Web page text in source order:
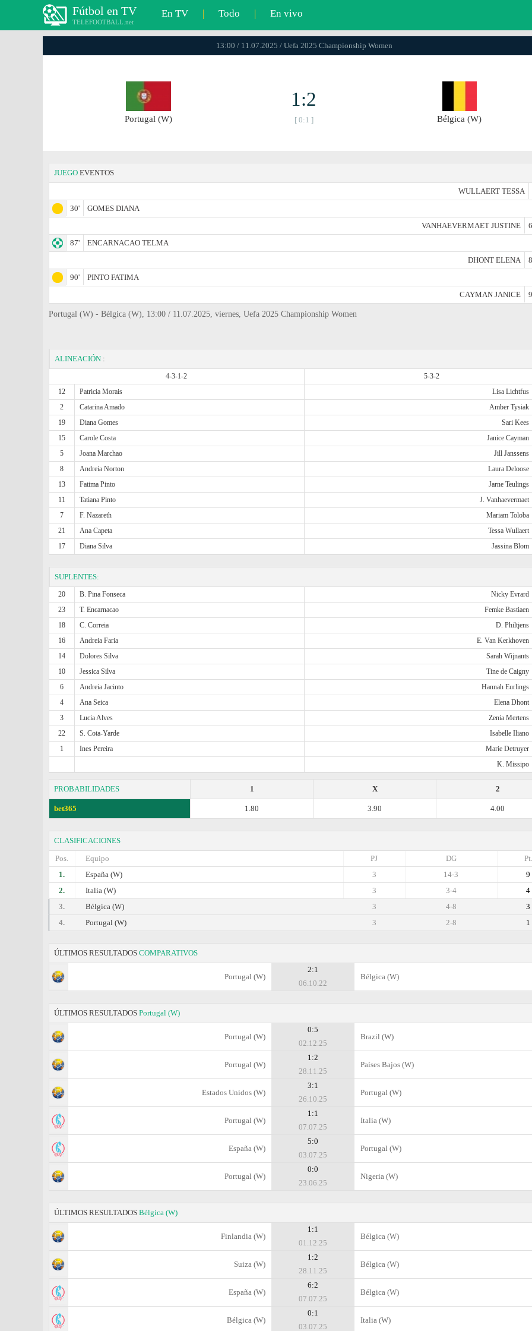
Fútbol en TV
TELEFOOTBALL.net
En TV | Todo | En vivo
13:00 / 11.07.2025 / Uefa 2025 Championship Women
Portugal (W)
1:2
[ 0:1 ] Bélgica (W)
JUEGO EVENTOS
WULLAERT TESSA
30'
GOMES DIANA
VANHAEVERMAET JUSTINE
87'
ENCARNACAO TELMA
DHONT ELENA
90'
PINTO FATIMA
CAYMAN JANICE
Portugal (W) - Bélgica (W), 13:00 / 11.07.2025, viernes, Uefa 2025 Championship Women
ALINEACIÓN :
4-3-1-2
5-3-2
12
Patricia Morais
Lisa Lichtfus
2
Catarina Amado
Amber Tysiak
19
Diana Gomes
Sari Kees
15
Carole Costa
Janice Cayman
5
Joana Marchao
Jill Janssens
8
Andreia Norton
Laura Deloose
13
Fatima Pinto
Jarne Teulings
11
Tatiana Pinto
J. Vanhaevermaet
7
F. Nazareth
Mariam Toloba
21
Ana Capeta
Tessa Wullaert
17
Diana Silva Jassina Blom
SUPLENTES:
20 B. Pina Fonseca
Nicky Evrard
23
T. Encarnacao
Femke Bastiaen
18
C. Correia
D. Philtjens
16
Andreia Faria
E. Van Kerkhoven
14
Dolores Silva
Sarah Wijnants
10
Jessica Silva
Tine de Caigny
6
Andreia Jacinto
Hannah Eurlings
4
Ana Seica
Elena Dhont
3
Lucia Alves
Zenia Mertens
22
S. Cota-Yarde
Isabelle Iliano
1
Ines Pereira
Marie Detruyer
K. Missipo
PROBABILIDADES 2
X
1
bet365 4.00
3.90
1.80
CLASIFICACIONES
Pos.
Equipo Pt.
DG
PJ
1.
España (W) 9
14-3
3
2.
Italia (W) 4
3-4
3
3.
Bélgica (W) 3
4-8
3
4.
Portugal (W) 1
2-8
3
ÚLTIMOS RESULTADOS COMPARATIVOS
Portugal (W)
2:1
06.10.22
Bélgica (W)
ÚLTIMOS RESULTADOS Portugal (W)
Portugal (W)
0:5
02.12.25
Brazil (W)
Portugal (W)
1:2
28.11.25
Países Bajos (W)
Estados Unidos (W)
3:1
26.10.25
Portugal (W)
Portugal (W)
1:1
07.07.25
Italia (W)
España (W)
5:0
03.07.25
Portugal (W)
Portugal (W)
0:0
23.06.25
Nigeria (W)
ÚLTIMOS RESULTADOS Bélgica (W)
Finlandia (W)
1:1
01.12.25
Bélgica (W)
Suiza (W)
1:2
28.11.25
Bélgica (W)
España (W)
6:2
07.07.25
Bélgica (W)
Bélgica (W)
0:1
03.07.25
Italia (W)